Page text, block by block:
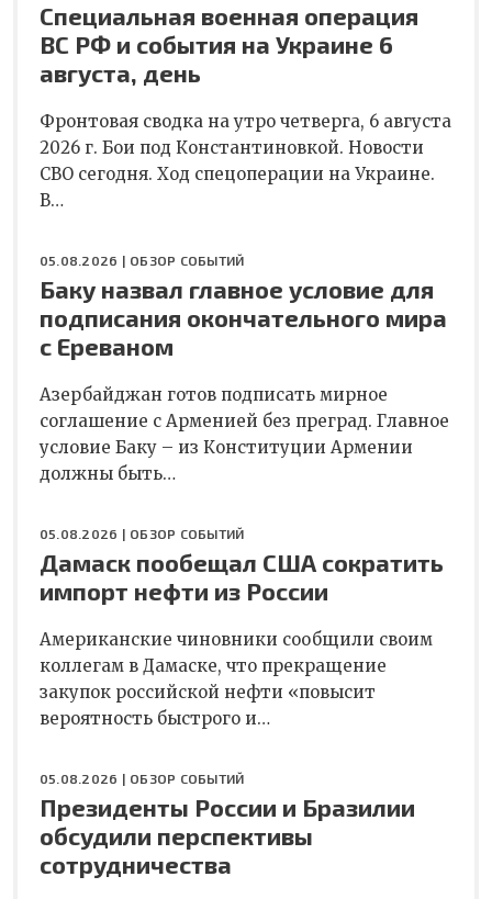
Специальная военная операция
ВС РФ и события на Украине 6
августа, день
Фронтовая сводка на утро четверга, 6 августа
2026 г. Бои под Константиновкой. Новости
СВО сегодня. Ход спецоперации на Украине.
В…
05.08.2026 | ОБЗОР СОБЫТИЙ
Баку назвал главное условие для
подписания окончательного мира
с Ереваном
Азербайджан готов подписать мирное
соглашение с Арменией без преград. Главное
условие Баку – из Конституции Армении
должны быть…
05.08.2026 | ОБЗОР СОБЫТИЙ
Дамаск пообещал США сократить
импорт нефти из России
Американские чиновники сообщили своим
коллегам в Дамаске, что прекращение
закупок российской нефти «повысит
вероятность быстрого и…
05.08.2026 | ОБЗОР СОБЫТИЙ
Президенты России и Бразилии
обсудили перспективы
сотрудничества